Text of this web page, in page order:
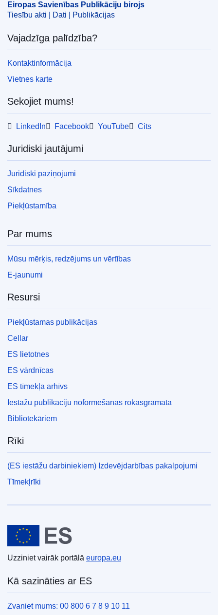
Eiropas Savienības Publikāciju birojs
Tiesību akti | Dati | Publikācijas
Vajadzīga palīdzība?
Kontaktinformācija
Vietnes karte
Sekojiet mums!
LinkedIn Facebook YouTube Cits
Juridiski jautājumi
Juridiski paziņojumi
Sīkdatnes
Piekļūstamība
Par mums
Mūsu mērķis, redzējums un vērtības
E-jaunumi
Resursi
Piekļūstamas publikācijas
Cellar
ES lietotnes
ES vārdnīcas
ES tīmekļa arhīvs
Iestāžu publikāciju noformēšanas rokasgrāmata
Bibliotekāriem
Rīki
(ES iestāžu darbiniekiem) Izdevējdarbības pakalpojumi
Tīmekļrīki
Eiropas Savienība
Uzziniet vairāk portālā europa.eu
Kā sazināties ar ES
Zvaniet mums: 00 800 6 7 8 9 10 11